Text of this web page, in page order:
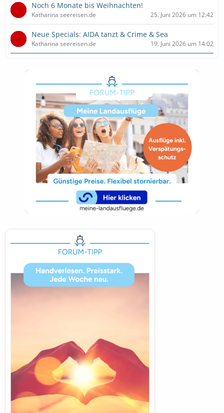
Noch 6 Monate bis Weihnachten!
Katharina seereisen.de 25. Juni 2026 um 12:42
Neue Specials: AIDA tanzt & Crime & Sea
Katharina seereisen.de 19. Juni 2026 um 14:02